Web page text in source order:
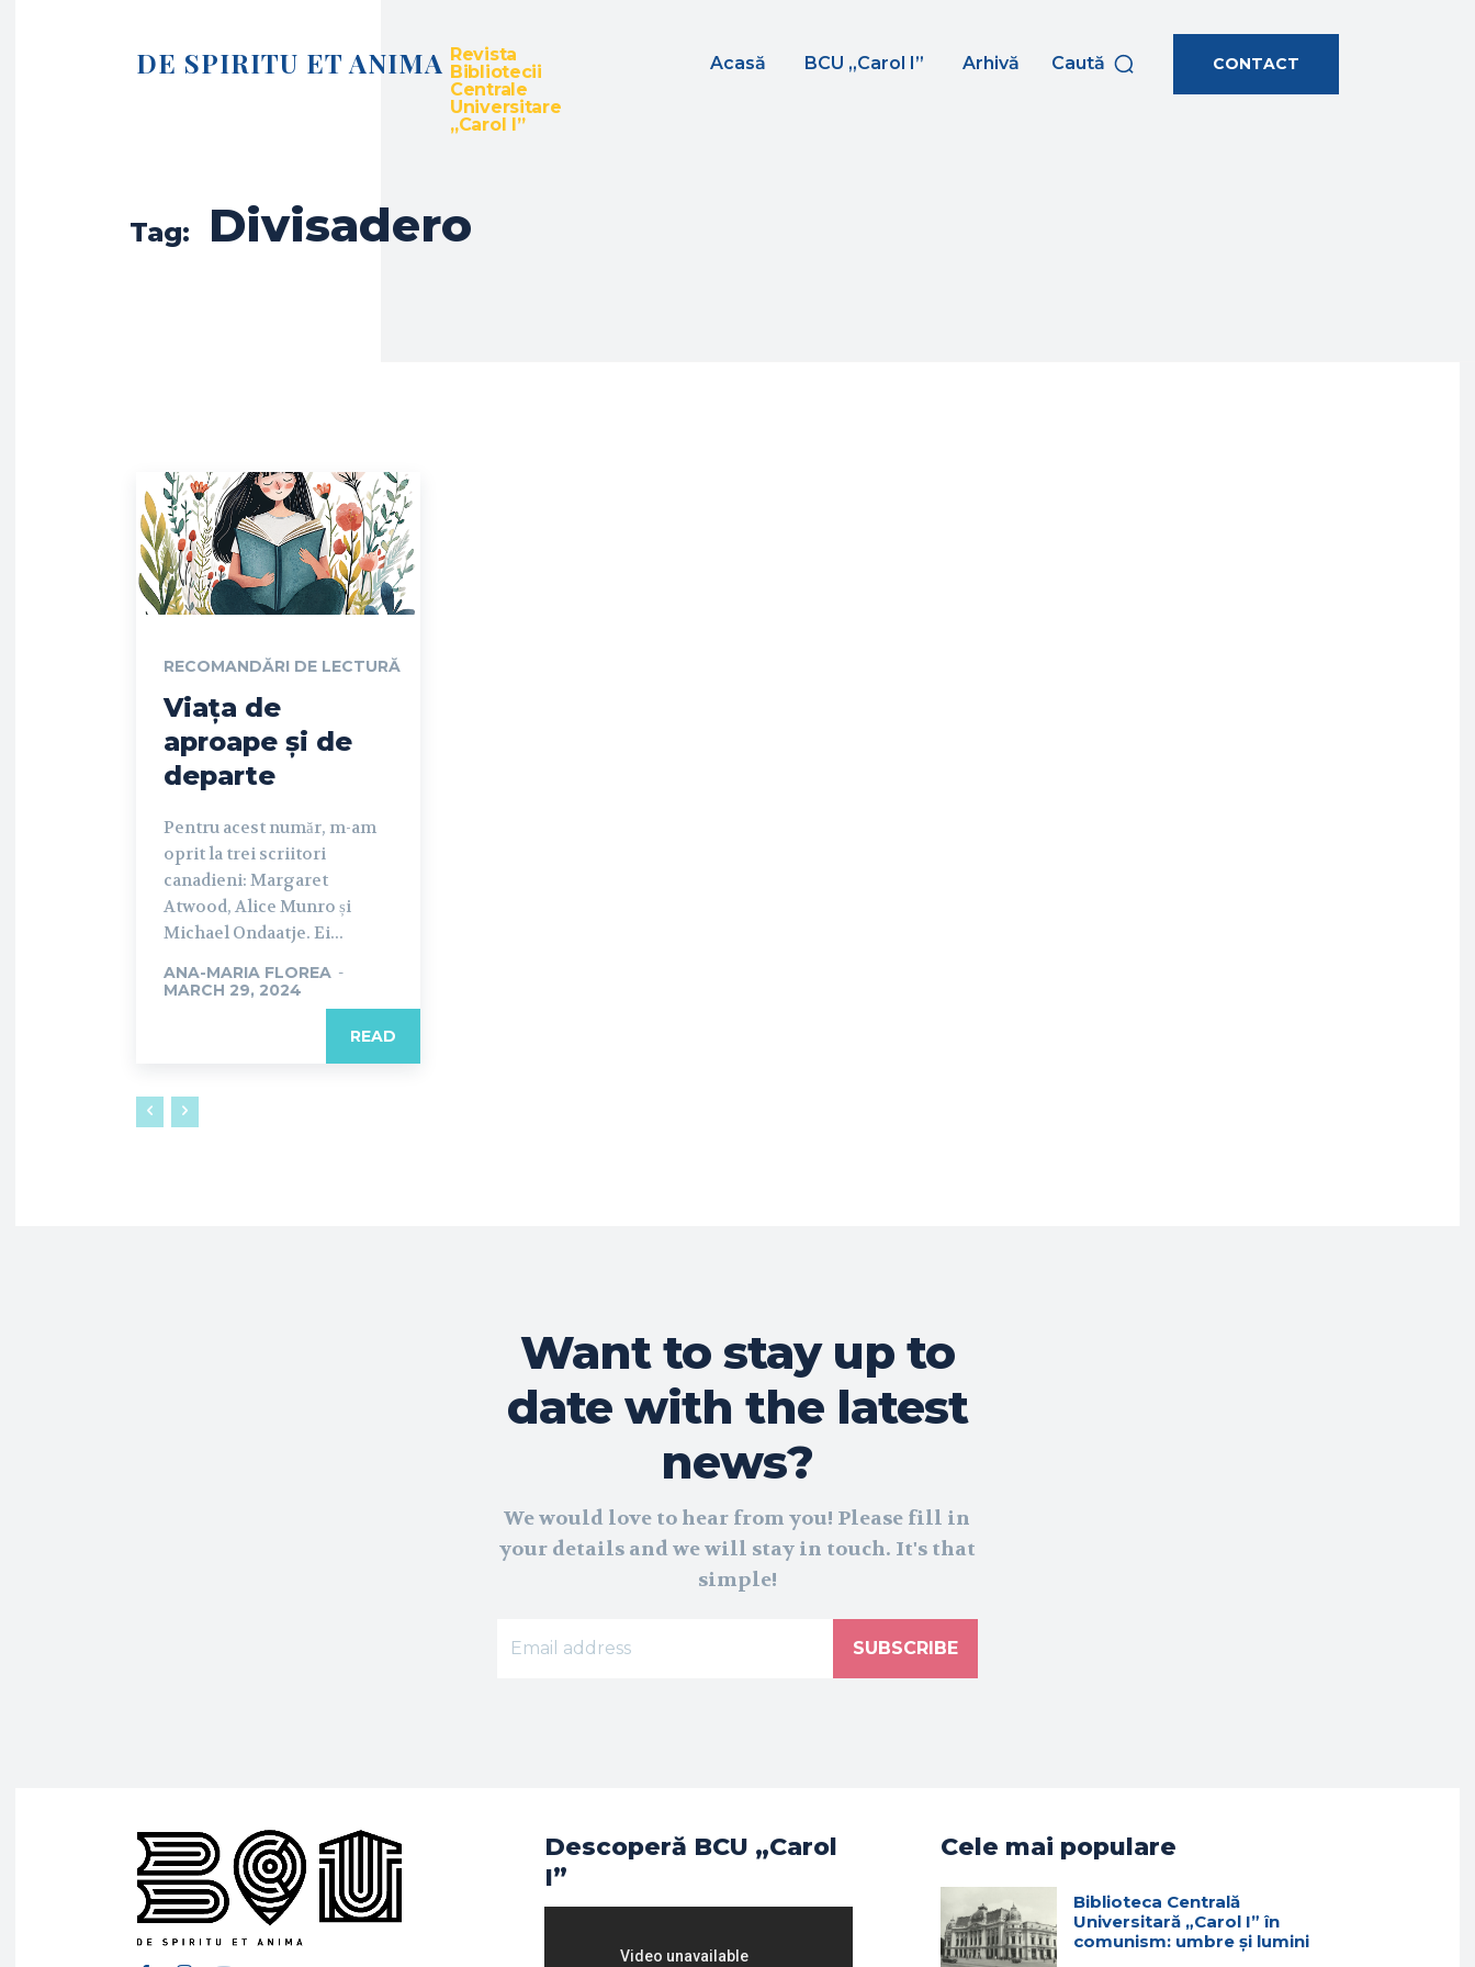
DE SPIRITU ET ANIMA Revista
Bibliotecii
Centrale
Universitare
„Carol I”
Acasă BCU „Carol I” Arhivă Caută CONTACT
Tag: Divisadero
RECOMANDĂRI DE LECTURĂ
Viața de
aproape și de
departe
Pentru acest număr, m-am
oprit la trei scriitori
canadieni: Margaret
Atwood, Alice Munro și
Michael Ondaatje. Ei...
ANA-MARIA FLOREA -
MARCH 29, 2024
READ
Want to stay up to
date with the latest
news?
We would love to hear from you! Please fill in
your details and we will stay in touch. It's that
simple!
SUBSCRIBE
Descoperă BCU „Carol
I”
Cele mai populare
Biblioteca Centrală
Universitară „Carol I” în
comunism: umbre și lumini